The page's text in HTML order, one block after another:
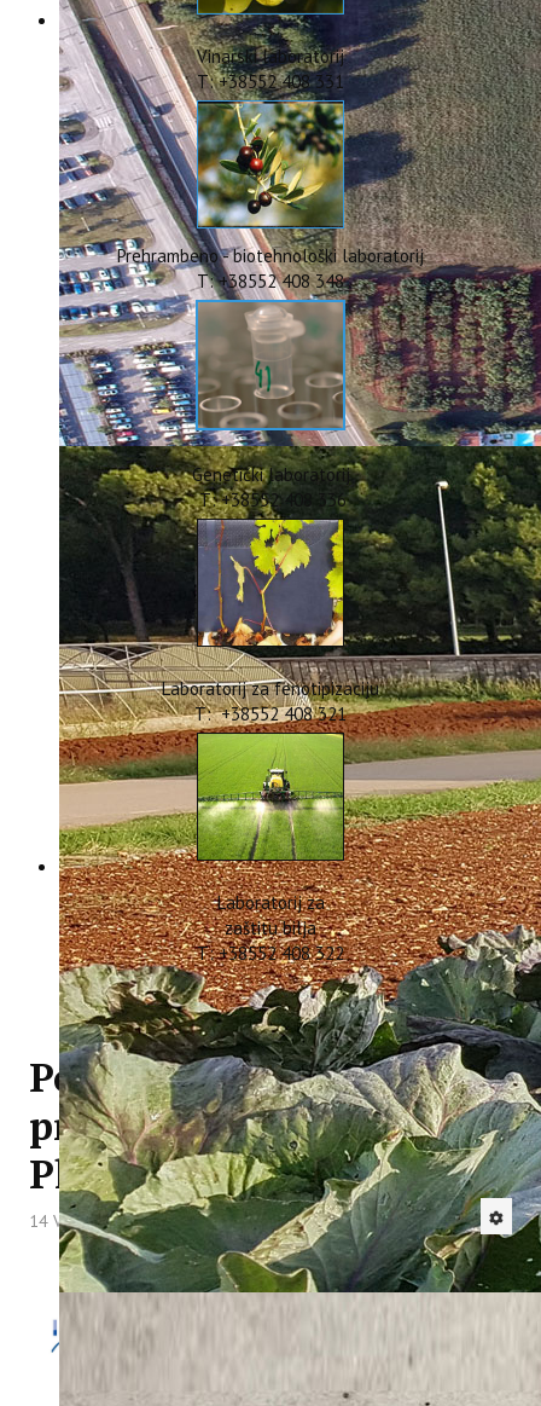
Zakonodavni okvir
Akti Instituta
Linkovi
Kontakt
webmail
Popularizacija znanosti
ERASMUS+
HyPro4ST
DIGIAGRI
GreenTea
CIRCOLIVE
Vinarski laboratorij
T: +38552 408 331
Prehrambeno - biotehnološki laboratorij
T: +38552 408 348
Genetički laboratorij
T: +38552 408 336
Laboratorij za fenotipizaciju
T: +38552 408 321
Laboratorij za
zaštitu bilja
T: +38552 408 322
Poziv na radionicu
projekta ConsumeLess
Plus u Rovinju
14 Veljača 2022 Hitova: 2895
Vas na radionicu u okviru
ConsumeLess Plus
organizaciji Instituta za